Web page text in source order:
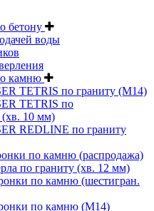
бетону
воды
камню
TETRIS по граниту (М14)
TETRIS по
(хв. 10 мм)
REDLINE по граниту
по камню (распродажа)
по граниту (хв. 12 мм)
по камню (шестигран.
по камню (M14)